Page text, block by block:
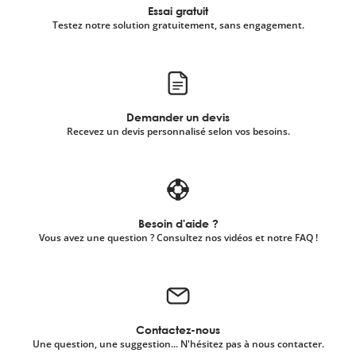
Essai gratuit
Testez notre solution gratuitement, sans engagement.
Demander un devis
Recevez un devis personnalisé selon vos besoins.
Besoin d'aide ?
Vous avez une question ? Consultez nos vidéos et notre FAQ !
Contactez-nous
Une question, une suggestion... N'hésitez pas à nous contacter.